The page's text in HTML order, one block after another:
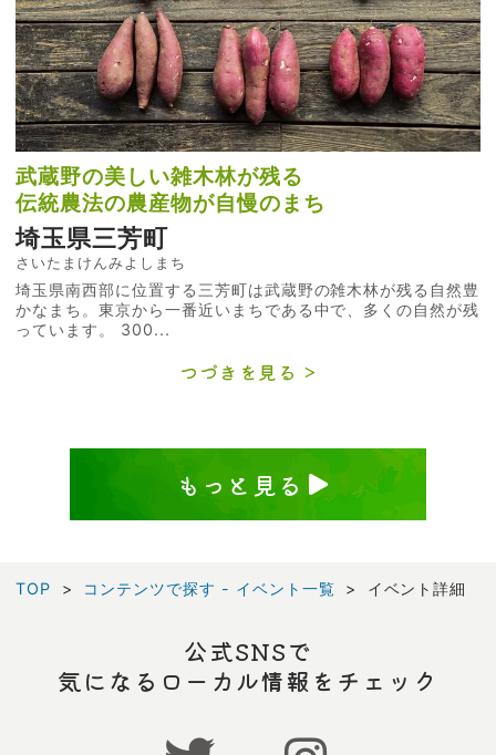
武蔵野の美しい雑木林が残る
伝統農法の農産物が自慢のまち
埼玉県三芳町
さいたまけんみよしまち
埼玉県南西部に位置する三芳町は武蔵野の雑木林が残る自然豊
かなまち。東京から一番近いまちである中で、多くの自然が残
っています。 300...
つづきを見る
もっと見る
TOP コンテンツで探す - イベント一覧 イベント詳細
公式SNSで
気になるローカル情報をチェック